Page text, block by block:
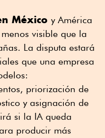
México y América
visible que la
La disputa estará
que una empresa
priorización de
y asignación de
si la IA queda
producir más